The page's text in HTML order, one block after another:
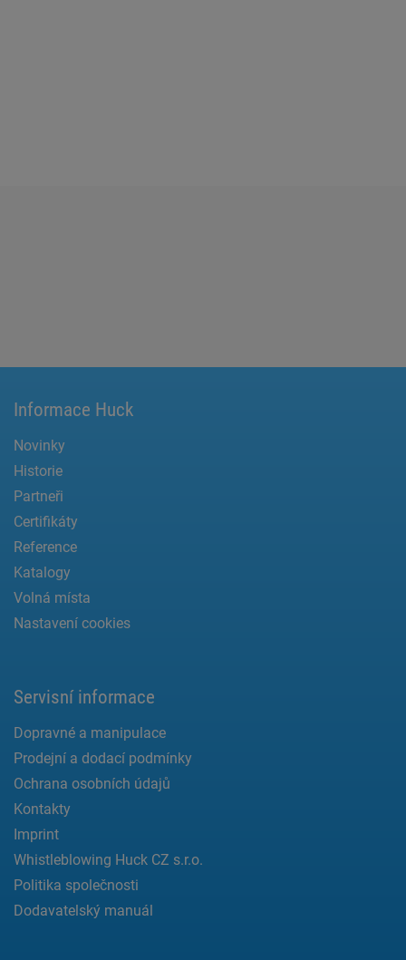
Informace Huck
Novinky
Historie
Partneři
Certifikáty
Reference
Katalogy
Volná místa
Nastavení cookies
Servisní informace
Dopravné a manipulace
Prodejní a dodací podmínky
Ochrana osobních údajů
Kontakty
Imprint
Whistleblowing Huck CZ s.r.o.
Politika společnosti
Dodavatelský manuál